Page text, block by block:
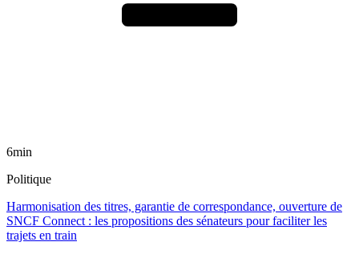
6min
Politique
Harmonisation des titres, garantie de correspondance, ouverture de
SNCF Connect : les propositions des sénateurs pour faciliter les
trajets en train